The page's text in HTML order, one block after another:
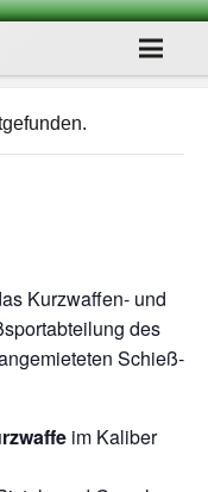
Kurz­waf­fen- und
des
Schieß­
im Kali­ber